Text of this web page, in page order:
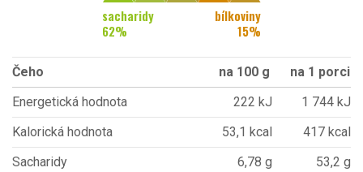
sacharidy
62%
bílkoviny
15%
Čeho na 100 g
na 1 porci
Energetická hodnota
222 kJ
1 744 kJ
Kalorická hodnota
53,1 kcal
417 kcal
Sacharidy
6,78 g
53,2 g